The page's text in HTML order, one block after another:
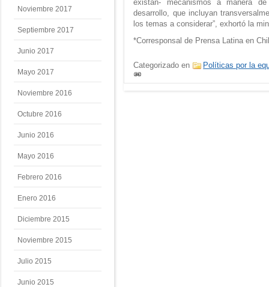
existan- mecanismos a manera
desarrollo, que incluyan
los temas a considerar”, exhortó la
*Corresponsal de Prensa Latina en
Categorizado en Políticas por la
Noviembre 2017
Septiembre 2017
Junio 2017
Mayo 2017
Noviembre 2016
Octubre 2016
Junio 2016
Mayo 2016
Febrero 2016
Enero 2016
Diciembre 2015
Noviembre 2015
Julio 2015
Junio 2015